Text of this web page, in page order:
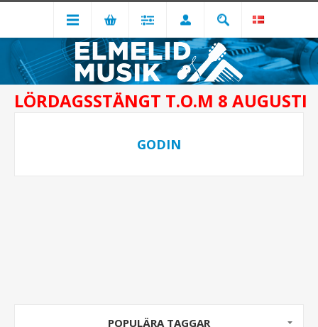
LÖRDAGSSTÄNGT T.O.M 8 AUGUSTI
GODIN
POPULÄRA TAGGAR